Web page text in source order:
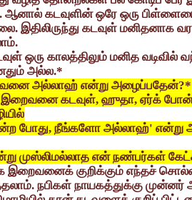
கடவுளின் ஒரே ஒரு
இதிலிருந்து கடவுள் மனிதனாக
ஒரு காலத்திலும் மனித வடிவில்
அல்ல.*
அல்லாஹ் என்று அழைப்பதேன்?*
இறைவனை கடவுள், ஹுதா, ஏர்க்
போது, நீங்களோ அல்லாஹ்' என்று
முஸ்லிமல்லாத என் நண்பர்கள்
இறைவனைக் குறிக்கும் எந்தச்
நபிகள் நாயகத்துக்கு